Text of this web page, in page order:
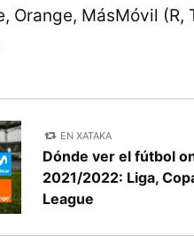
Orange, MásMóvil (R,
EN XATAKA
Dónde ver el fútbol
2021/2022: Liga,
League